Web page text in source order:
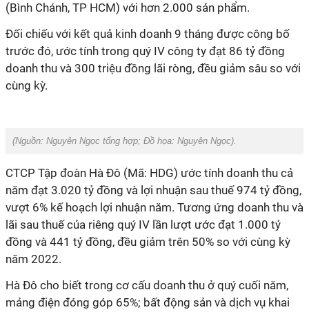
(Bình Chánh, TP HCM) với hơn 2.000 sản phẩm.
Đối chiếu với kết quả kinh doanh 9 tháng được công bố
trước đó, ước tính trong quý IV công ty đạt 86 tỷ đồng
doanh thu và 300 triệu đồng lãi ròng, đều giảm sâu so với
cùng kỳ.
(Nguồn: Nguyên Ngọc tổng hợp; Đồ họa: Nguyên Ngọc).
CTCP Tập đoàn Hà Đô (Mã: HDG) ước tính doanh thu cả
năm đạt 3.020 tỷ đồng và lợi nhuận sau thuế 974 tỷ đồng,
vượt 6% kế hoạch lợi nhuận năm. Tương ứng doanh thu và
lãi sau thuế của riêng quý IV lần lượt ước đạt 1.000 tỷ
đồng và 441 tỷ đồng, đều giảm trên 50% so với cùng kỳ
năm 2022.
Hà Đô cho biết trong cơ cấu doanh thu ở quý cuối năm,
mảng điện đóng góp 65%; bất động sản và dịch vụ khai